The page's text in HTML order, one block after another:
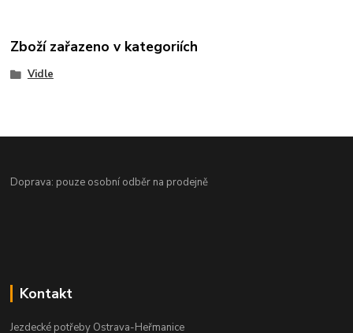
Zboží zařazeno v kategoriích
Vidle
Doprava: pouze osobní odběr na prodejně
Kontakt
Jezdecké potřeby Ostrava-Heřmanice